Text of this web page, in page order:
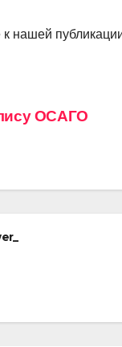
нашей
ОСАГО